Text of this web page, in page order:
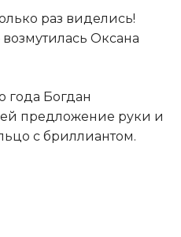
раз виделись!
Оксана
года Богдан
предложение руки и
с бриллиантом.